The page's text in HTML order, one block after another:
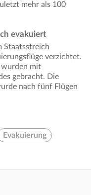
mehr als 100
evakuiert
Staatsstreich
verzichtet.
wurden mit
gebracht. Die
nach fünf Flügen
Evakuierung